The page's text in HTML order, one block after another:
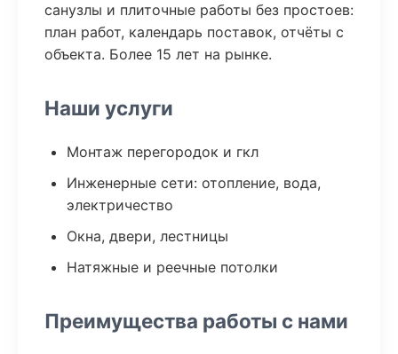
санузлы и плиточные работы без простоев:
план работ, календарь поставок, отчёты с
объекта. Более 15 лет на рынке.
Наши услуги
Монтаж перегородок и гкл
Инженерные сети: отопление, вода,
электричество
Окна, двери, лестницы
Натяжные и реечные потолки
Преимущества работы с нами